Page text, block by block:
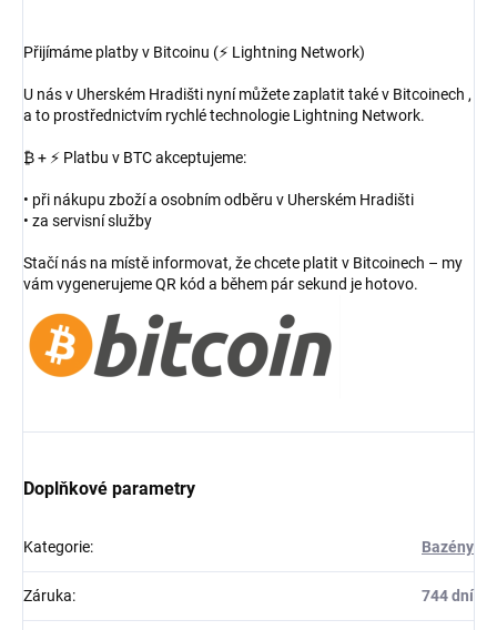
Přijímáme platby v Bitcoinu (⚡ Lightning Network)
U nás v Uherském Hradišti nyní můžete zaplatit také v Bitcoinech ,
a to prostřednictvím rychlé technologie Lightning Network.
₿ + ⚡ Platbu v BTC akceptujeme:
• při nákupu zboží a osobním odběru v Uherském Hradišti
• za servisní služby
Stačí nás na místě informovat, že chcete platit v Bitcoinech – my
vám vygenerujeme QR kód a během pár sekund je hotovo.
Doplňkové parametry
Kategorie: Bazény
Záruka: 744 dní